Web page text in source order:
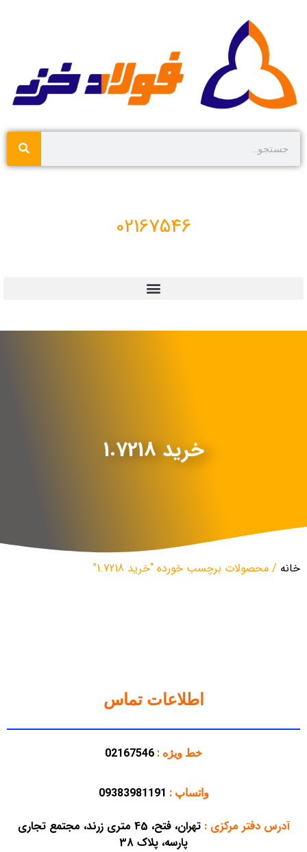
02167546
خرید 1.7218
خانه / محصولات برچسب خورده “خرید 1.7218”
اطلاعات تماس
خط ویژه : 02167546
واتساپ : 09383981191
آدرس دفتر مرکزی:
تهران، فتح، 45 متری زرند، مجتمع تجاری
پارسه، پلاک 38